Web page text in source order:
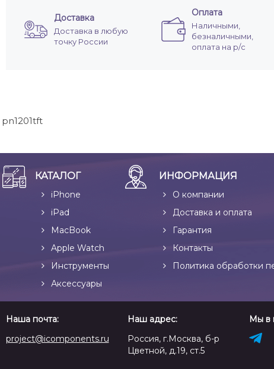
Доставка
Доставка в любую
точку России
Оплата
Наличными,
безналичными,
оплата на р/с
КАТАЛОГ
iPhone
iPad
MacBook
Apple Watch
Инструменты
Аксессуары
ИНФОРМАЦИЯ
О компании
Доставка и оплата
Гарантия
Контакты
Политика обработки
Наша почта:
project@icomponents.ru
Наш адрес:
Россия, г.Москва, б-р
Цветной, д.19, ст.5
Мы в